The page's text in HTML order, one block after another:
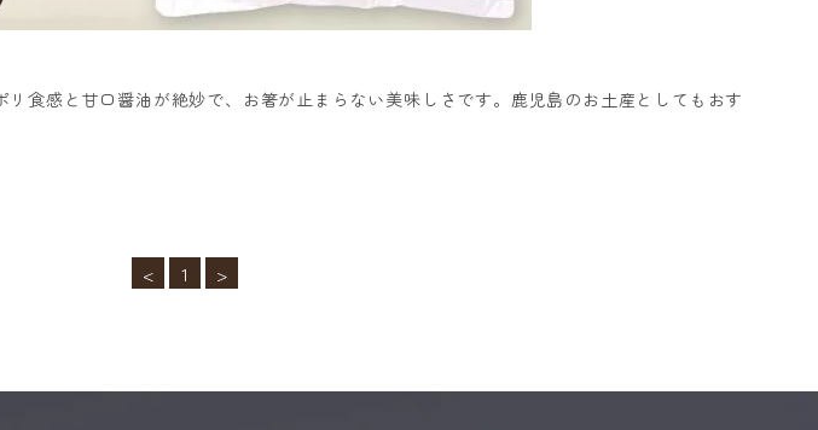
食感と甘口醤油が絶妙で、お箸が止まらない美味しさです。鹿児島のお土産としてもおす
< 1 >